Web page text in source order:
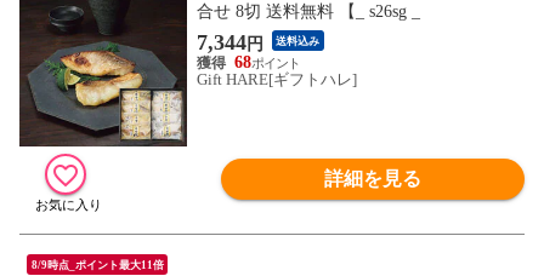
合せ 8切 送料無料 【_ s26sg _
7,344円 送料込み
68
Gift HARE[ギフトハレ]
詳細を見る
8/9時点_ポイント最大11倍